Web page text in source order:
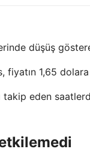
düşüş
fiyatın 1,65
takip eden